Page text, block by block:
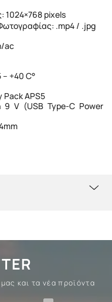
1024×768 pixels
.mp4 / .jpg
ac
+40 C°
Pack APS5
9 V (USB Type-C Power
και τα νέα προϊόντα